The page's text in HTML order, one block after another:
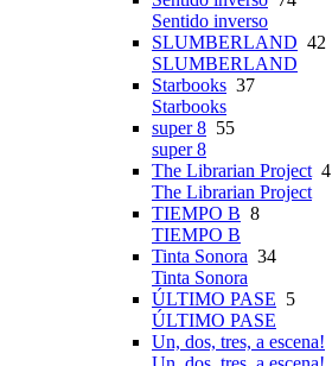
Sentido inverso
SLUMBERLAND 42
SLUMBERLAND
Starbooks 37
Starbooks
super 8 55
super 8
The Librarian Project 4
The Librarian Project
TIEMPO B 8
TIEMPO B
Tinta Sonora 34
Tinta Sonora
ÚLTIMO PASE 5
ÚLTIMO PASE
Un, dos, tres, a escena!